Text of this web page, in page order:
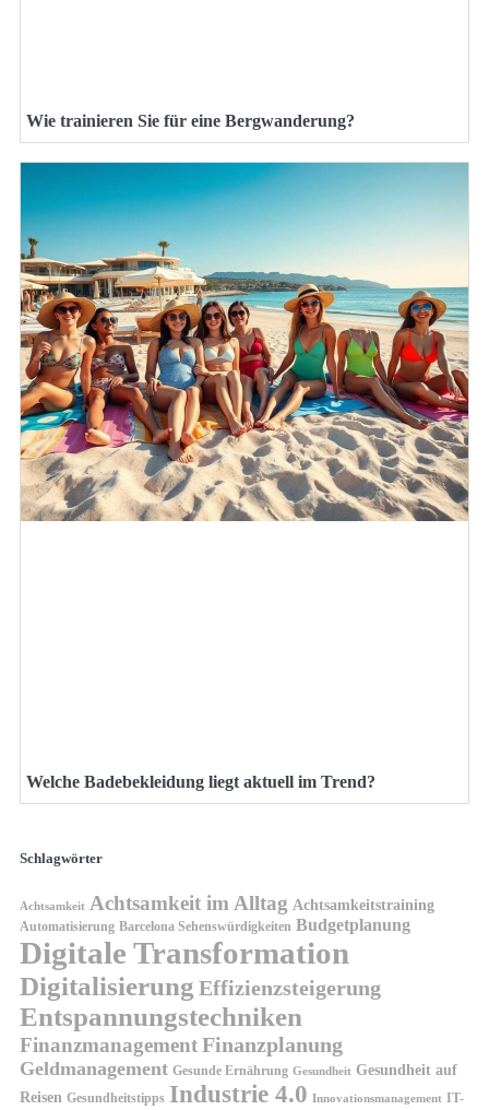
Wie trainieren Sie für eine Bergwanderung?
Welche Badebekleidung liegt aktuell im Trend?
Schlagwörter
Achtsamkeit Achtsamkeit im Alltag Achtsamkeitstraining
Automatisierung Barcelona Sehenswürdigkeiten Budgetplanung
Digitale Transformation
Digitalisierung Effizienzsteigerung
Entspannungstechniken
FinanzmanagementFinanzplanung
Geldmanagement Gesunde Ernährung Gesundheit Gesundheit auf
Reisen Gesundheitstipps Industrie 4.0 Innovationsmanagement IT-